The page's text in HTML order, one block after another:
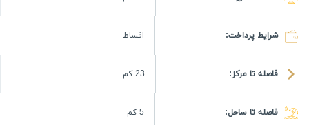
شرایط پرداخت: اقساط
فاصله تا مرکز: 23 كم
فاصله تا ساحل: 5 كم